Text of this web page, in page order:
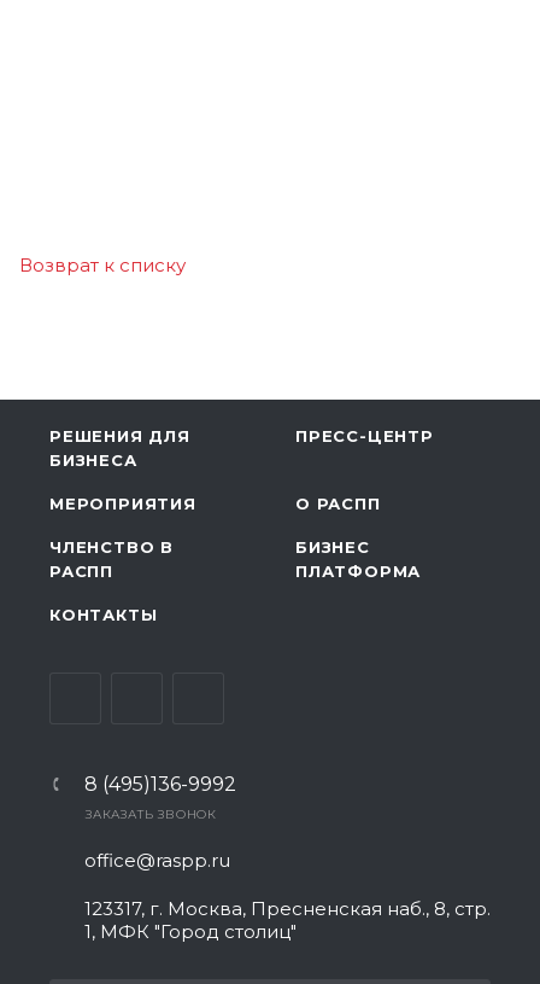
Возврат к списку
РЕШЕНИЯ ДЛЯ
БИЗНЕСА
ПРЕСС-ЦЕНТР
МЕРОПРИЯТИЯ О РАСПП
ЧЛЕНСТВО В
РАСПП
БИЗНЕС
ПЛАТФОРМА
КОНТАКТЫ
8 (495)136-9992
ЗАКАЗАТЬ ЗВОНОК
office@raspp.ru
123317, г. Москва, Пресненская наб., 8, стр.
1, МФК "Город столиц"